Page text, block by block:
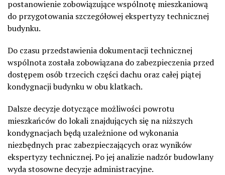
postanowienie zobowiązujące wspólnotę mieszkaniową
do przygotowania szczegółowej ekspertyzy technicznej
budynku.
Do czasu przedstawienia dokumentacji technicznej
wspólnota została zobowiązana do zabezpieczenia przed
dostępem osób trzecich części dachu oraz całej piątej
kondygnacji budynku w obu klatkach.
Dalsze decyzje dotyczące możliwości powrotu
mieszkańców do lokali znajdujących się na niższych
kondygnacjach będą uzależnione od wykonania
niezbędnych prac zabezpieczających oraz wyników
ekspertyzy technicznej. Po jej analizie nadzór budowlany
wyda stosowne decyzje administracyjne.